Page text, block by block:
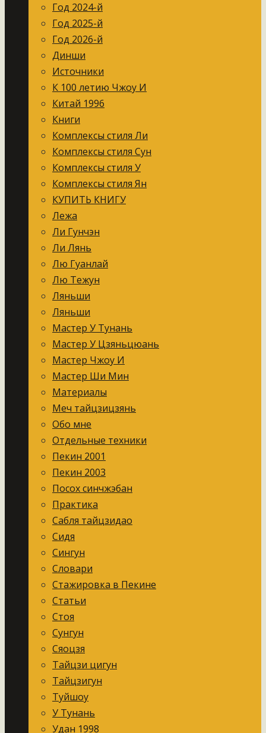
Год 2024-й
Год 2025-й
Год 2026-й
Динши
Источники
К 100 летию Чжоу И
Китай 1996
Книги
Комплексы стиля Ли
Комплексы стиля Сун
Комплексы стиля У
Комплексы стиля Ян
КУПИТЬ КНИГУ
Лежа
Ли Гунчэн
Ли Лянь
Лю Гуанлай
Лю Тежун
Ляньши
Ляньши
Мастер У Тунань
Мастер У Цзяньцюань
Мастер Чжоу И
Мастер Ши Мин
Материалы
Меч тайцзицзянь
Обо мне
Отдельные техники
Пекин 2001
Пекин 2003
Посох синчжэбан
Практика
Сабля тайцзидао
Сидя
Сингун
Словари
Стажировка в Пекине
Статьи
Стоя
Сунгун
Сяоцзя
Тайцзи цигун
Тайцзигун
Туйшоу
У Тунань
Удан 1998